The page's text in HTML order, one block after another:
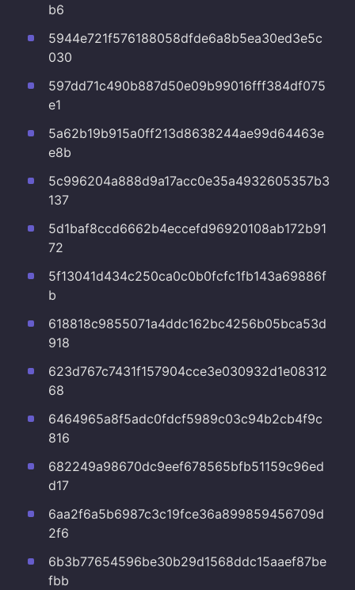
b6
5944e721f576188058dfde6a8b5ea30ed3e5c
030
597dd71c490b887d50e09b99016fff384df075
e1
5a62b19b915a0ff213d8638244ae99d64463e
e8b
5c996204a888d9a17acc0e35a4932605357b3
137
5d1baf8ccd6662b4eccefd96920108ab172b91
72
5f13041d434c250ca0c0b0fcfc1fb143a69886f
b
618818c9855071a4ddc162bc4256b05bca53d
918
623d767c7431f157904cce3e030932d1e08312
68
6464965a8f5adc0fdcf5989c03c94b2cb4f9c
816
682249a98670dc9eef678565bfb51159c96ed
d17
6aa2f6a5b6987c3c19fce36a899859456709d
2f6
6b3b77654596be30b29d1568ddc15aaef87be
fbb